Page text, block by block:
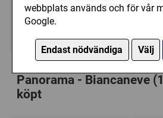
webbplats används och för vår
Google.
Endast nödvändiga Välj
Personer som har köpt
Panorama - Biancaneve
köpt